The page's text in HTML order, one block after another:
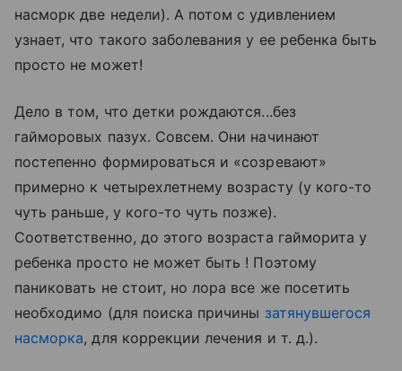
насморк две недели). А потом с удивлением
узнает, что такого заболевания у ее ребенка быть
просто не может!
Дело в том, что детки рождаются...без
гайморовых пазух. Совсем. Они начинают
постепенно формироваться и «созревают»
примерно к четырехлетнему возрасту (у кого-то
чуть раньше, у кого-то чуть позже).
Соответственно, до этого возраста гайморита у
ребенка просто не может быть ! Поэтому
паниковать не стоит, но лора все же посетить
необходимо (для поиска причины затянувшегося
насморка, для коррекции лечения и т. д.).